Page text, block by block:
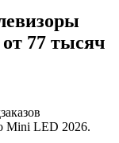
77 тысяч
Mini LED 2026.